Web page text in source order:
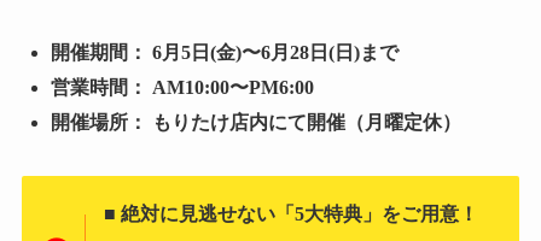
開催期間： 6月5日(金)〜6月28日(日)まで
営業時間： AM10:00〜PM6:00
開催場所： もりたけ店内にて開催（月曜定休）
■ 絶対に見逃せない「5大特典」をご用意！